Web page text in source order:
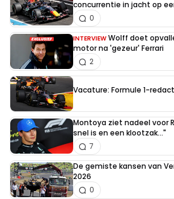
concurrentie in jacht op
0
INTERVIEW Wolff doet
motor na 'gezeur' Ferrari
2
Vacature: Formule 1-
Montoya ziet nadeel voor
snel is en een klootzak..."
7
De gemiste kansen van
2026
0